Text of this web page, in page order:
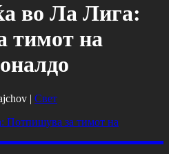
во Ла Лига:
тимот на
| Свет